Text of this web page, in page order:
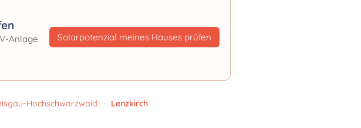
Anlage
Solarpotenzial meines Hauses prüfen
Hochschwarzwald · Lenzkirch